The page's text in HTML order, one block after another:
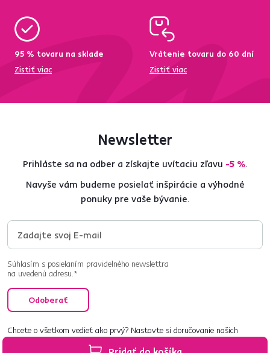
95 % tovaru na sklade
Zistiť viac
Vrátenie tovaru do 60 dní
Zistiť viac
Newsletter
Prihláste sa na odber a získajte uvítaciu zľavu -5 %.
Navyše vám budeme posielať inšpirácie a výhodné
ponuky pre vaše bývanie.
Súhlasím s posielaním pravidelného newslettra
na uvedenú adresu.*
Odoberať
Chcete o všetkom vedieť ako prvý? Nastavte si doručovanie našich
e‑mailov tak, aby vám nič neušlo.